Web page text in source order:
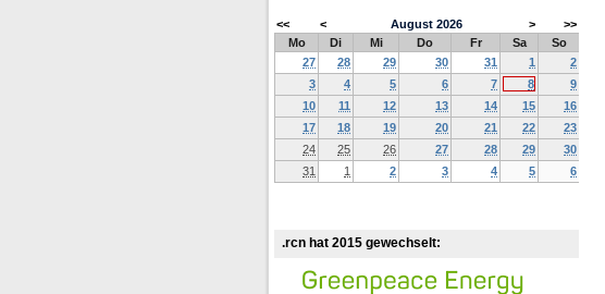
<< < August 2026 >
>>
Mo
Di Mi Do Fr Sa
So
27
28 29 30 31 1
2
3
4 5 6 7 8
9
10
11 12 13 14 15
16
17
18 19 20 21 22
23
24
25 26 27 28 29
30
31
1 2 3 4 5 6
.rcn hat 2015 gewechselt: